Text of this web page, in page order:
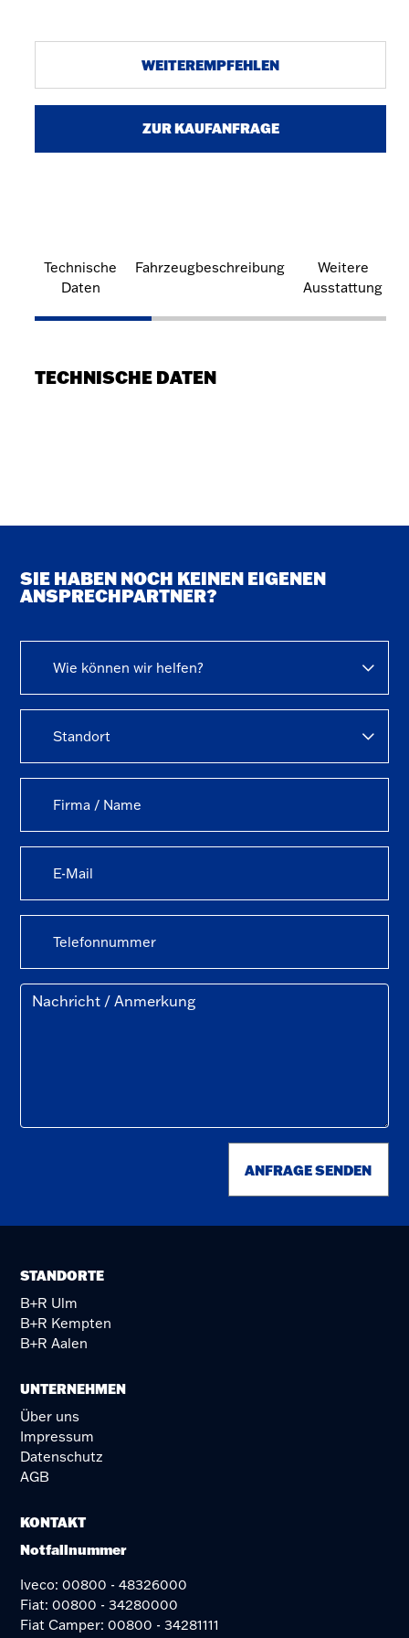
WEITEREMPFEHLEN
ZUR KAUFANFRAGE
Technische
Daten
Fahrzeugbeschreibung
Weitere
Ausstattung
TECHNISCHE DATEN
SIE HABEN NOCH KEINEN EIGENEN
ANSPRECHPARTNER?
Wie können wir helfen?
Standort
ANFRAGE SENDEN
STANDORTE
B+R Ulm
B+R Kempten
B+R Aalen
UNTERNEHMEN
Über uns
Impressum
Datenschutz
AGB
KONTAKT
Notfallnummer
Iveco: 00800 - 48326000
Fiat: 00800 - 34280000
Fiat Camper: 00800 - 34281111